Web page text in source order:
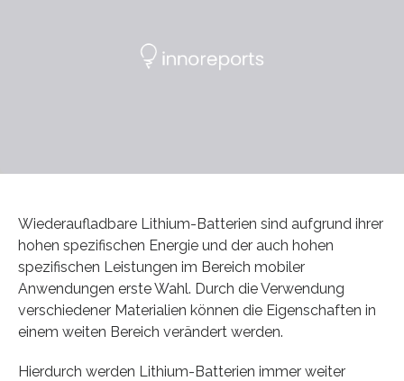
Wiederaufladbare Lithium-Batterien sind aufgrund ihrer
hohen spezifischen Energie und der auch hohen
spezifischen Leistungen im Bereich mobiler
Anwendungen erste Wahl. Durch die Verwendung
verschiedener Materialien können die Eigenschaften in
einem weiten Bereich verändert werden.
Hierdurch werden Lithium-Batterien immer weiter